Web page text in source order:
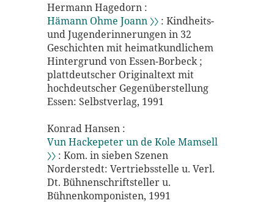
Hermann Hagedorn :
Hämann Ohme Joann 〉〉 : Kindheits-
und Jugenderinnerungen in 32
Geschichten mit heimatkundlichem
Hintergrund von Essen-Borbeck ;
plattdeutscher Originaltext mit
hochdeutscher Gegenüberstellung
Essen: Selbstverlag, 1991
Konrad Hansen :
Vun Hackepeter un de Kole Mamsell
〉〉 : Kom. in sieben Szenen
Norderstedt: Vertriebsstelle u. Verl.
Dt. Bühnenschriftsteller u.
Bühnenkomponisten, 1991